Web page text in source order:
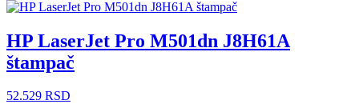
HP LaserJet Pro M501dn J8H61A
štampač
52.529 RSD